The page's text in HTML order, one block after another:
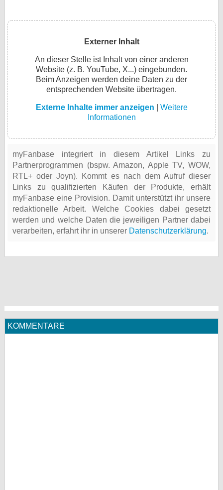
Externer Inhalt
An dieser Stelle ist Inhalt von einer anderen
Website (z. B. YouTube, X...) eingebunden.
Beim Anzeigen werden deine Daten zu der
entsprechenden Website übertragen.
Externe Inhalte immer anzeigen
Weitere
Informationen
myFanbase integriert in diesem Artikel Links zu
Partnerprogrammen (bspw. Amazon, Apple TV, WOW,
RTL+ oder Joyn). Kommt es nach dem Aufruf dieser
Links zu qualifizierten Käufen der Produkte, erhält
myFanbase eine Provision. Damit unterstützt ihr unsere
redaktionelle Arbeit. Welche Cookies dabei gesetzt
werden und welche Daten die jeweiligen Partner dabei
verarbeiten, erfahrt ihr in unserer Datenschutzerklärung.
KOMMENTARE